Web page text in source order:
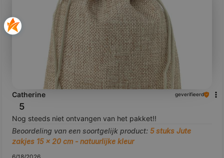
Catherine geverifieerd
5
Nog steeds niet ontvangen van het pakket!!
Beoordeling van een soortgelijk product: 5 stuks Jute
zakjes 15 x 20 cm - natuurlijke kleur